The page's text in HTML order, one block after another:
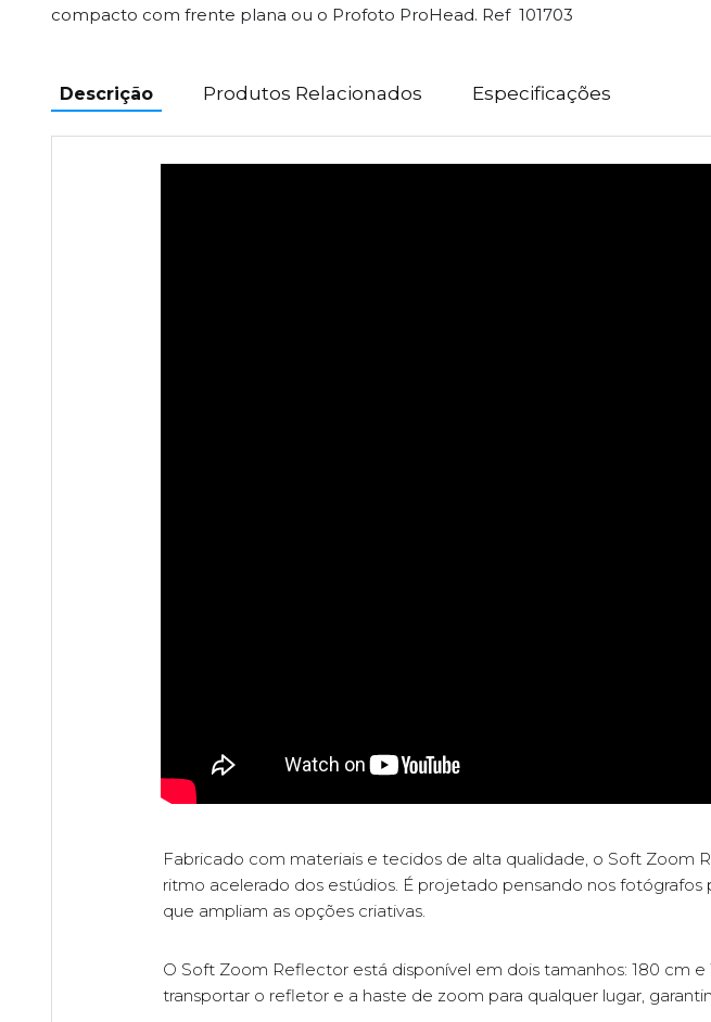
compacto com frente plana ou o Profoto ProHead. Ref 101703
Descrição Produtos Relacionados Especificações
Fabricado com materiais e tecidos de alta qualidade, o Soft Zoom
ritmo acelerado dos estúdios. É projetado pensando nos
que ampliam as opções criativas.
O Soft Zoom Reflector está disponível em dois tamanhos: 180 cm
transportar o refletor e a haste de zoom para qualquer lugar,